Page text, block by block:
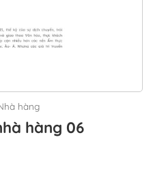
hàng
hàng 06